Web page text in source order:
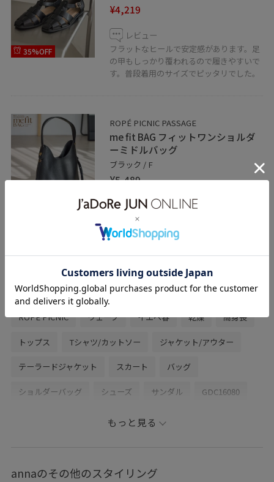
35%OFF
¥4,219
レビュー
フラットなヒールで安定感があります。足
の甲もしっかり覆われるので履きやすいで
す。普段着用のサイズでピッタリでした。
ROPÉ PICNIC PASSAGE
me fit BAG フィットワンショルダ
ーミドルバッグ
ブラック / F
¥5,489
レビュー
程よい大きさのお鞄で、オンオフ兼用しや
すいです。サイドのベルトで長さも調整で
きるため自分のサイズでご利用いただけま
す。
関連タグ
ROPÉ PICNIC ウェーブ イエベ春 乾燥 高身長
トップス Tシャツ/カットソー ジャケット/アウター
テーラードジャケット スカート バッグ
ショルダーバッグ シューズ サンダル GDC16080
GDV16050 GIA16050
26SSRP羽織り 2WAYで使える
もっと見る
annaのその他のスタイリング